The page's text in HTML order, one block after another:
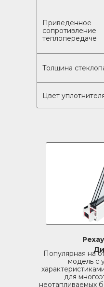
Приведенное
сопротивление
теплопередаче
Толщина
Цвет
Популярная на
модель с
для
неотапливаемых